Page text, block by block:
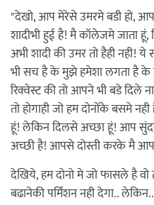
"देखो, आप मेरेसे उमरमे बडी हो,
शादीभी हुई है! मै कॉलेजमे जाता हूं,
अभी शादी की उमर तो हैही नही!
भी सच है के मुझे हमेशा लगता है
रिक्वेस्ट की तो आपने भी बडे दिले
तो होगाही जो हम दोनोंके बसमे
हूं! लेकिन दिलसे अच्छा हूं! आप
अच्छी है! आपसे दोस्ती करके मै
देखिये, हम दोनो मे जो फासले है वो
बढानेकी पर्मिशन नही देगा..